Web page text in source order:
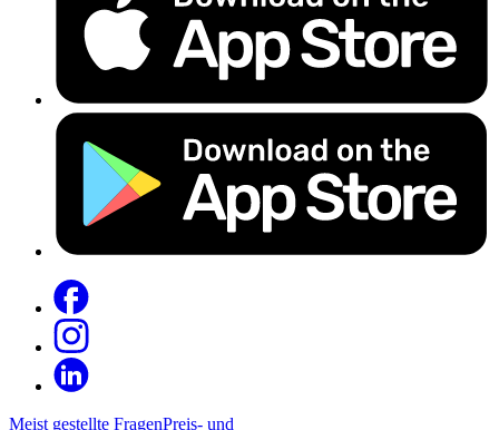
Meist gestellte FragenPreis- und